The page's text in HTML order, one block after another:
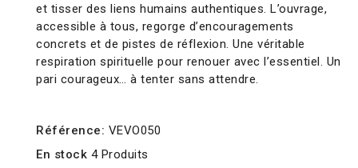
et tisser des liens humains authentiques. L’ouvrage,
accessible à tous, regorge d’encouragements
concrets et de pistes de réflexion. Une véritable
respiration spirituelle pour renouer avec l’essentiel. Un
pari courageux… à tenter sans attendre.
Référence: VEVO050
En stock 4 Produits